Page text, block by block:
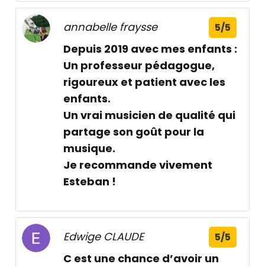
annabelle fraysse 5/5
Depuis 2019 avec mes enfants :
Un professeur pédagogue,
rigoureux et patient avec les
enfants.
Un vrai musicien de qualité qui
partage son goût pour la
musique.
Je recommande vivement
Esteban !
Edwige CLAUDE 5/5
C est une chance d’avoir un